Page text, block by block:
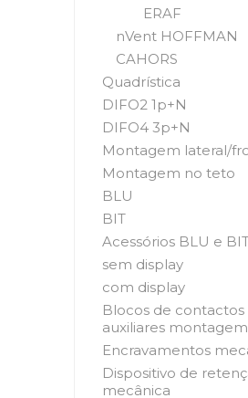
ERAF
nVent HOFFMAN
CAHORS
Quadrística
DIFO2 1p+N
DIFO4 3p+N
Montagem lateral/
Montagem no teto
BLU
BIT
Acessórios BLU e
sem display
com display
Blocos de contactos
auxiliares
Encravamentos
Dispositivo de
mecânica